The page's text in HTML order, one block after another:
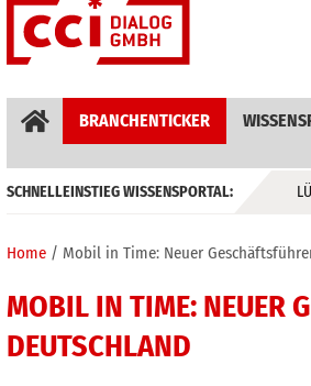
BRANCHENTICKER
SCHNELLEINSTIEG WISSENSPORTAL:
Home Mobil in Time: Neuer
MOBIL IN TIME: NEUER
DEUTSCHLAND